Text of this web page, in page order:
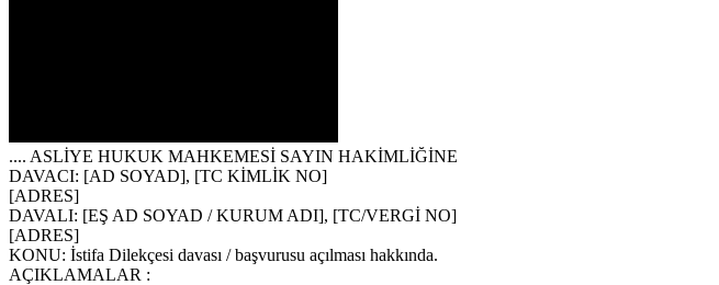
.... ASLİYE HUKUK MAHKEMESİ SAYIN HAKİMLİĞİNE
DAVACI: [AD SOYAD], [TC KİMLİK NO]
[ADRES]
DAVALI: [EŞ AD SOYAD / KURUM ADI], [TC/VERGİ NO]
[ADRES]
KONU: İstifa Dilekçesi davası / başvurusu açılması hakkında.
AÇIKLAMALAR :